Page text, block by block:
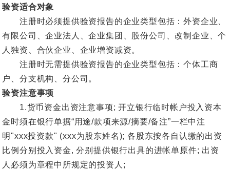
验资适合对象
注册时必须提供验资报告的企业类型包括：外资企业、
有限公司、企业法人、企业集团、股份公司、改制企业、个
人独资、合伙企业、企业增资减资。
注册时无需提供验资报告的企业类型包括：个体工商
户、分支机构、分公司。
验资注意事项
1.货币资金出资注意事项; 开立银行临时帐户投入资本
金时须在银行单据“用途/款项来源/摘要/备注”一栏中注
明"xxx投资款" (xxx为股东姓名); 各股东按各自认缴的出资
比例分别投入资金, 分别提供银行出具的进帐单原件; 出资
人必须为章程中所规定的投资人;